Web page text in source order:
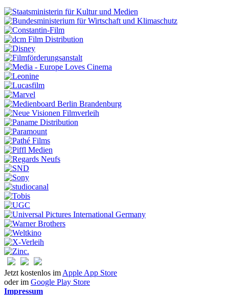
Jetzt kostenlos im Apple App Store
oder im Google Play Store
Impressum